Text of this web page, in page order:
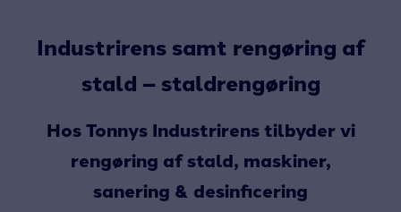
Industrirens samt rengøring af
stald – staldrengøring
Hos Tonnys Industrirens tilbyder vi
rengøring af stald, maskiner,
sanering & desinficering